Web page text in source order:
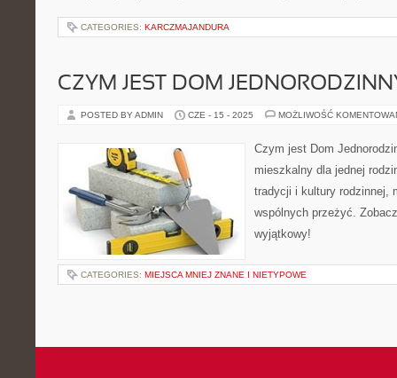
CATEGORIES: KARCZMAJANDURA
CZYM JEST DOM
POSTED BY ADMIN CZE - 15 - 2025 MOŻLIWOŚĆ
Czym jest Dom
mieszkalny dla jednej
tradycji i kultury rodzinnej,
wspólnych przeżyć.
wyjątkowy!
CATEGORIES: MIEJSCA MNIEJ ZNANE I NIETYPOWE